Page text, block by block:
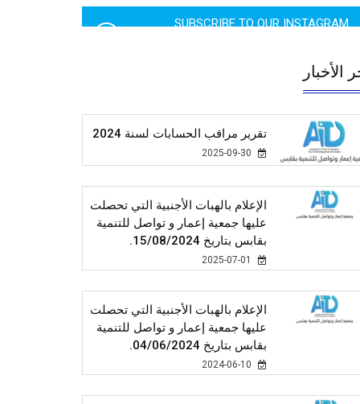
2760 LIKES
SUBSCRIBE TO OUR INSTAGRAM
الأخبار
تقرير مراقب الحسابات لسنة 2024
الإعلام بالهبات الأجنبية التي تحصلت
عليها جمعية إعمار و تواصل للتنمية
بقابس بتاريخ 15/08/2024.
الإعلام بالهبات الأجنبية التي تحصلت
عليها جمعية إعمار و تواصل للتنمية
بقابس بتاريخ 04/06/2024.